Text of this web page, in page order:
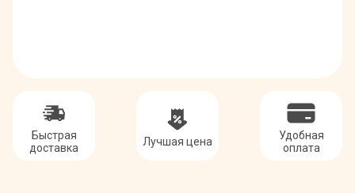
Быстрая
доставка
Лучшая цена
Удобная
оплата